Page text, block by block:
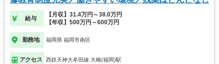
給与
【月収】31.4万円～38.0万円
【年収】500万円～600万円
勤務地 福岡県 福岡市南区
アクセス 西鉄天神大牟田線 大橋(福岡)駅